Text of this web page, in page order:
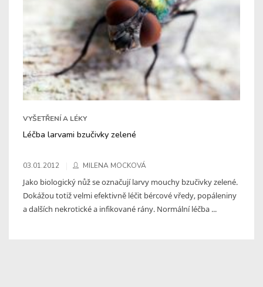
VYŠETŘENÍ A LÉKY
Léčba larvami bzučivky zelené
03.01.2012 MILENA MOCKOVÁ
Jako biologický nůž se označují larvy mouchy bzučivky zelené.
Dokážou totiž velmi efektivně léčit bércové vředy, popáleniny
a dalších nekrotické a infikované rány. Normální léčba ...